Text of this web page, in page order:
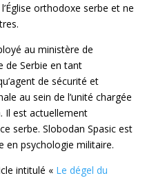
orthodoxe serbe et ne
au ministère de
de Serbie en tant
de sécurité et
au sein de l’unité chargée
Il est actuellement
serbe. Slobodan Spasic est
en psychologie militaire.
intitulé « Le dégel du